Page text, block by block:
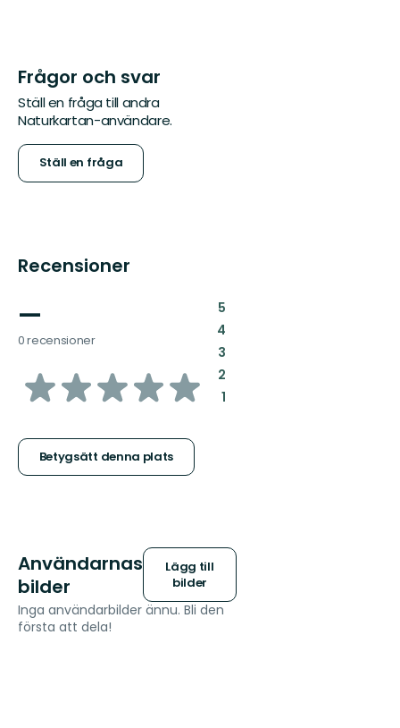
Frågor och svar
Ställ en fråga till andra
Naturkartan-användare.
Ställ en fråga
Recensioner
—
0 recensioner
av
stjärnor
Betygsätt denna plats
5:
4:
3:
2:
1:
Användarnas
bilder
Lägg till
bilder
Inga användarbilder ännu. Bli den
första att dela!